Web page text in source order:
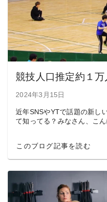
2024年3月15日
近年SNSやYTで話題の新し
て知ってる？みなさん、こ
このブログ記事を読む